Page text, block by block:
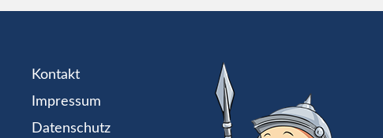
Kontakt
Impressum
Datenschutz